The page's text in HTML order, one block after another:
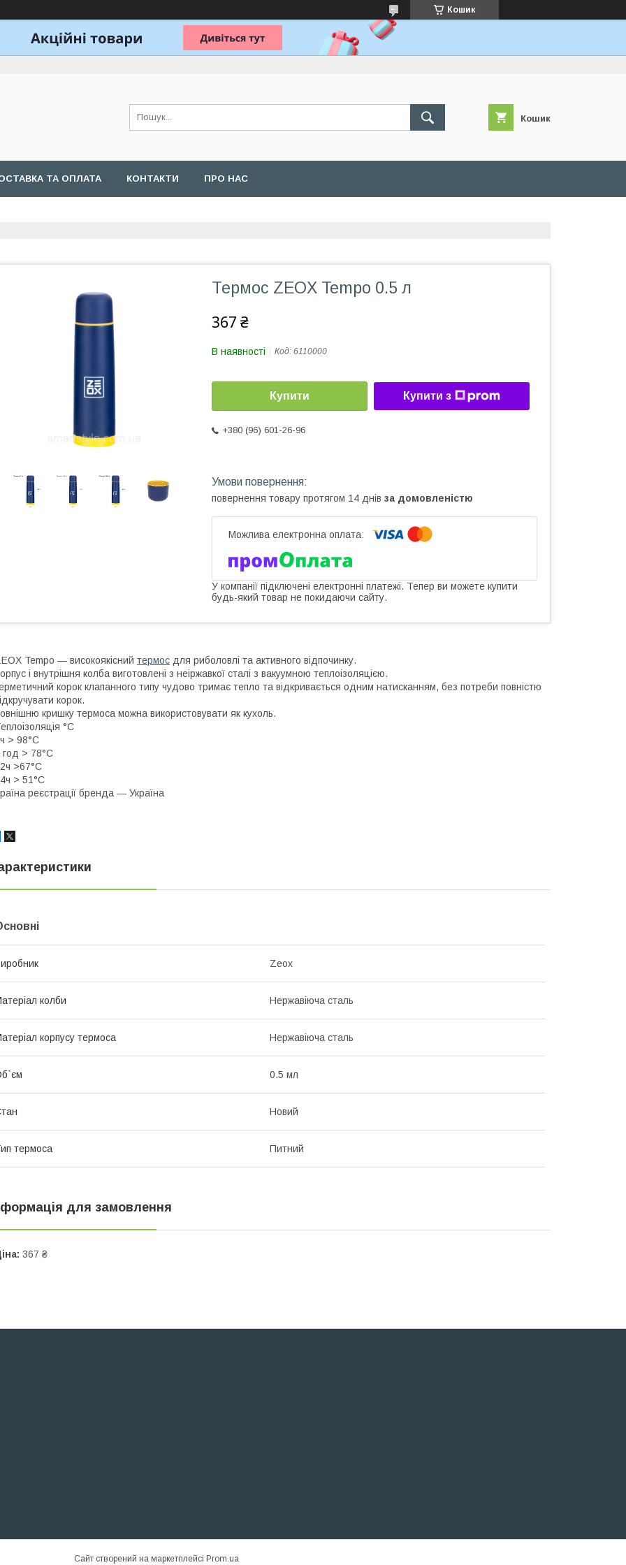
Кошик
Кошик
ТА ОПЛАТА КОНТАКТИ ПРО НАС
Термос ZEOX Tempo 0.5 л
367 ₴
В наявності Код: 6110000
Купити Купити з
+380 (96) 601-26-96
повернення товару протягом 14 днів за домовленістю
У компанії підключені електронні платежі. Тепер ви можете купити
будь-який товар не покидаючи сайту.
Tempo — високоякісний термос для риболовлі та активного відпочинку.
і внутрішня колба виготовлені з неіржавкої сталі з вакуумною теплоізоляцією.
корок клапанного типу чудово тримає тепло та відкривається одним натисканням, без потреби повністю
корок.
кришку термоса можна використовувати як кухоль.
°C
> 98°С
год > 78°С
>67°С
> 51°С
реєстрації бренда — Україна
Zeox
колби Нержавіюча сталь
корпусу термоса Нержавіюча сталь
0.5 мл
Новий
термоса Питний
для замовлення
367 ₴
Сайт створений на маркетплейсі Prom.ua